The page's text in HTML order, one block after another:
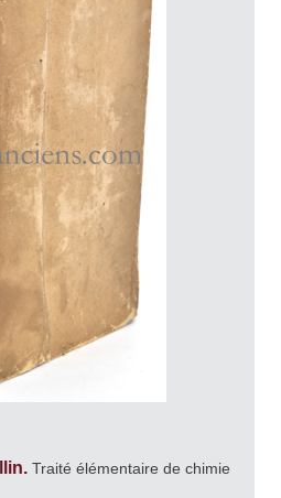
Traité élémentaire de chimie